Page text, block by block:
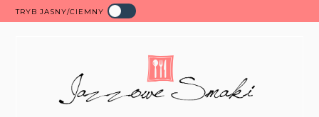
TRYB JASNY/CIEMNY